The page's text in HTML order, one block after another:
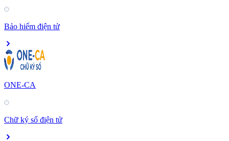
Bảo hiểm điện tử
ONE-CA
Chữ ký số điện tử